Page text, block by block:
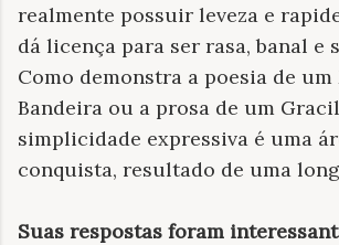
realmente possuir leveza e
dá licença para ser rasa, banal e
Como demonstra a poesia de um
Bandeira ou a prosa de um
simplicidade expressiva é uma
conquista, resultado de uma
Suas respostas foram